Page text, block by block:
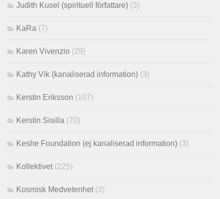
Judith Kusel (spirituell författare) (3)
KaRa (7)
Karen Vivenzio (29)
Kathy Vik (kanaliserad information) (3)
Kerstin Eriksson (107)
Kerstin Sisilla (70)
Keshe Foundation (ej kanaliserad information) (3)
Kollektivet (225)
Kosmisk Medvetenhet (3)